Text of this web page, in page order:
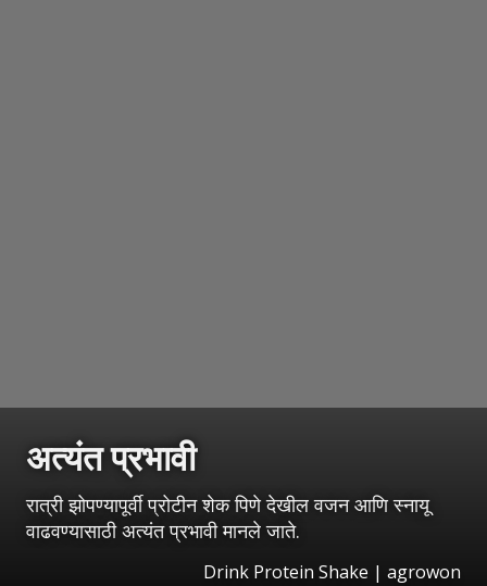
अत्यंत प्रभावी
रात्री झोपण्यापूर्वी प्रोटीन शेक पिणे देखील वजन आणि स्नायू
वाढवण्यासाठी अत्यंत प्रभावी मानले जाते.
Drink Protein Shake | agrowon